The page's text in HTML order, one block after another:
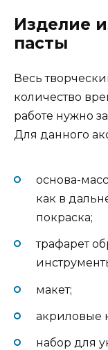
Изделие
пасты
Весь
количество
работе нужно
Для данного
основа-
как в
покраска;
трафарет
макет;
акриловые
набор для